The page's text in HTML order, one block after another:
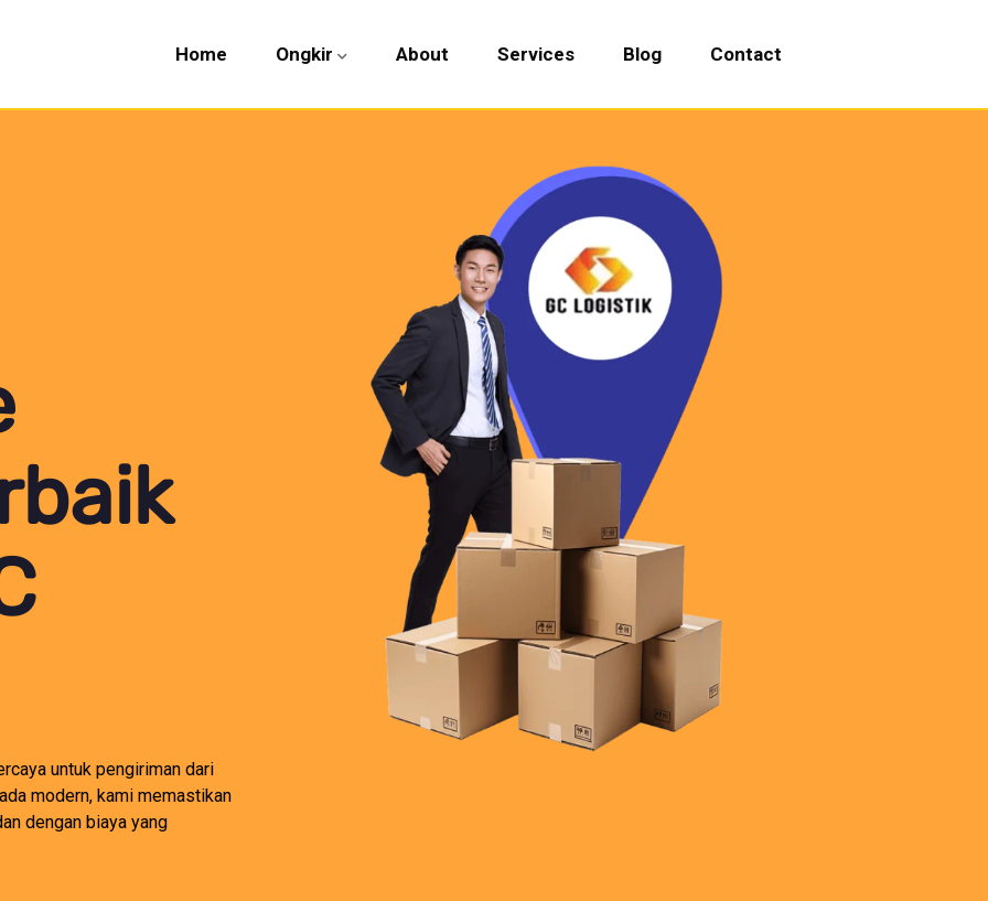
Home Ongkir About Services Blog Contact
untuk pengiriman dari
modern, kami memastikan
dengan biaya yang